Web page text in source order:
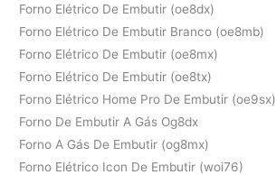
Forno Elétrico De Embutir (oe8dx)
Forno Elétrico De Embutir Branco (oe8mb)
Forno Elétrico De Embutir (oe8mx)
Forno Elétrico De Embutir (oe8tx)
Forno Elétrico Home Pro De Embutir (oe9sx)
Forno De Embutir A Gás Og8dx
Forno A Gás De Embutir (og8mx)
Forno Elétrico Icon De Embutir (woi76)